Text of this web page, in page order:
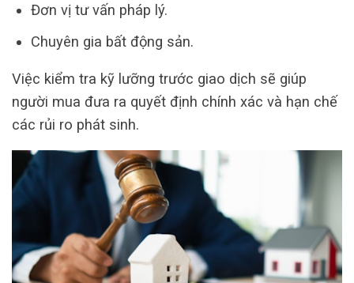
Đơn vị tư vấn pháp lý.
Chuyên gia bất động sản.
Việc kiểm tra kỹ lưỡng trước giao dịch sẽ giúp
người mua đưa ra quyết định chính xác và hạn chế
các rủi ro phát sinh.